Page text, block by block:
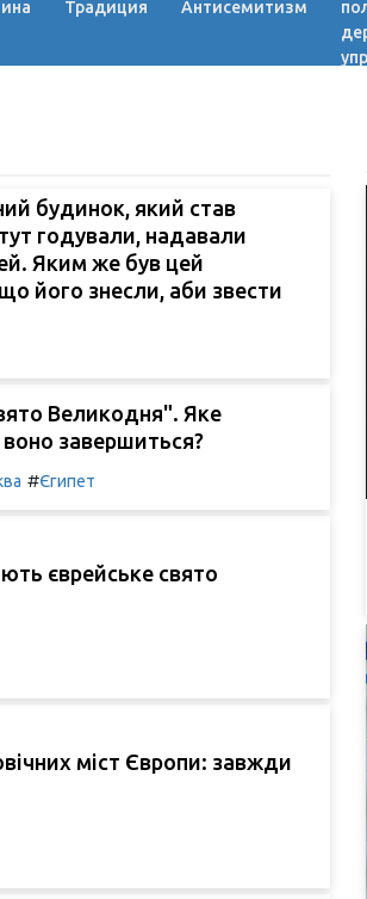
Традиция Антисемитизм
будинок, який став
годували, надавали
Яким же був цей
його знесли, аби звести
Великодня". Яке
завершиться?
#Єгипет
єврейське свято
міст Європи: завжди